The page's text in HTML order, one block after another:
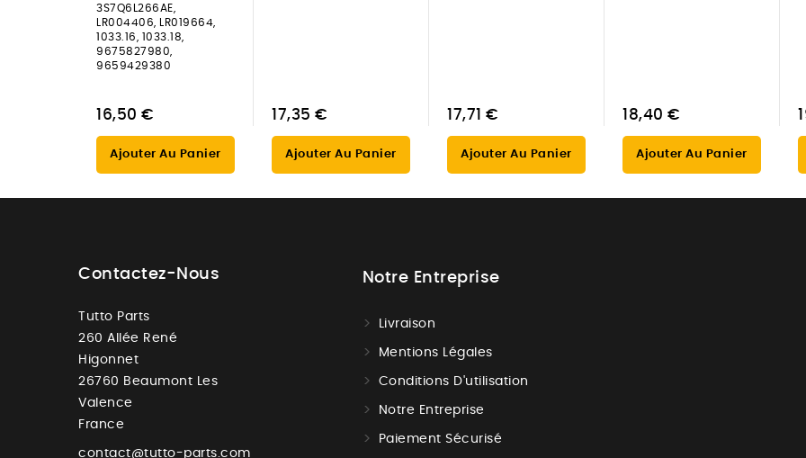
3S7Q6L266AE,
LR004406, LR019664,
1033.16, 1033.18,
9675827980,
9659429380
16,50 €
Ajouter Au Panier
17,35 €
Ajouter Au Panier
17,71 €
Ajouter Au Panier
18,40 €
Ajouter Au Panier
Contactez-Nous
Tutto Parts
260 Allée René
Higonnet
26760 Beaumont Les
Valence
France
contact@tutto-parts.com
Notre Entreprise
Livraison
Mentions Légales
Conditions D'utilisation
Notre Entreprise
Paiement Sécurisé